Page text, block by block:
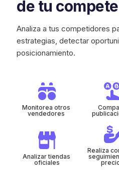
de tu
Analiza a tus competidores
estrategias, detectar
posicionamiento.
Monitorea otros
vendedores
Analizar tiendas
oficiales
Realiza